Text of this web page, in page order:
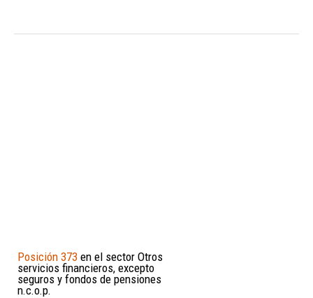
Posición 373 en el sector Otros
servicios financieros, excepto
seguros y fondos de pensiones
n.c.o.p.